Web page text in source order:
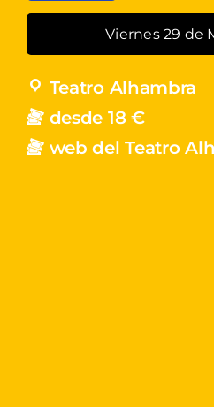
Viernes 29 de
Teatro Alhambra
desde 18 €
web del Teatro